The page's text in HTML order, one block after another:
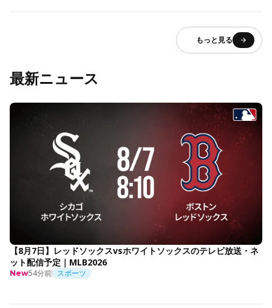
もっと見る
最新ニュース
【8月7日】レッドソックスvsホワイトソックスのテレビ放送・ネ
ット配信予定｜MLB2026
New54分前 スポーツ